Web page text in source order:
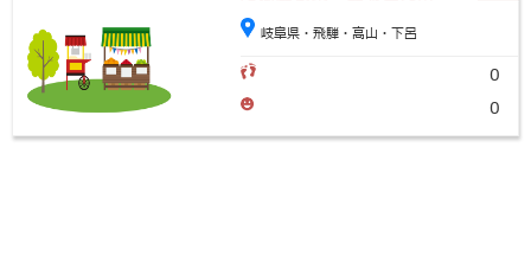
岐阜県・飛騨・高山・下呂
0
0